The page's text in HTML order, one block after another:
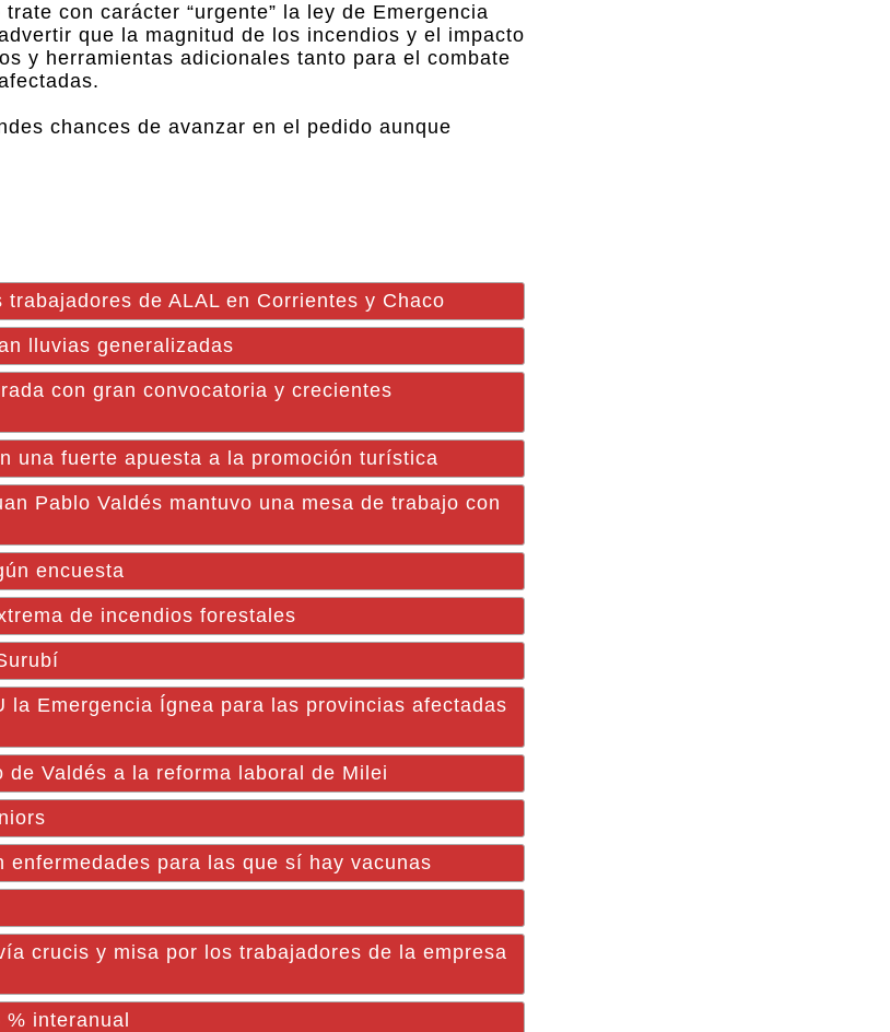
con carácter “urgente” la ley de Emergencia
que la magnitud de los incendios y el impacto
y herramientas adicionales tanto para el combate
chances de avanzar en el pedido aunque
de ALAL en Corrientes y Chaco
lluvias generalizadas
con gran convocatoria y crecientes
una fuerte apuesta a la promoción turística
Pablo Valdés mantuvo una mesa de trabajo con
encuesta
de incendios forestales
Emergencia Ígnea para las provincias afectadas
Valdés a la reforma laboral de Milei
para las que sí hay vacunas
crucis y misa por los trabajadores de la empresa
interanual